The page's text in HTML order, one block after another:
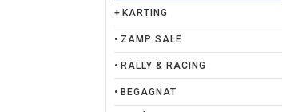
KARTING
ZAMP SALE
RALLY & RACING
BEGAGNAT